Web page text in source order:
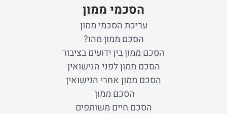
הסכמי ממון
עריכת הסכמי ממון
הסכם ממון מהו?
הסכם ממון בין ידועים בציבור
הסכם ממון לפני הנישואין
הסכם ממון אחרי הנישואין
הסכם ממון
הסכם חיים משותפים